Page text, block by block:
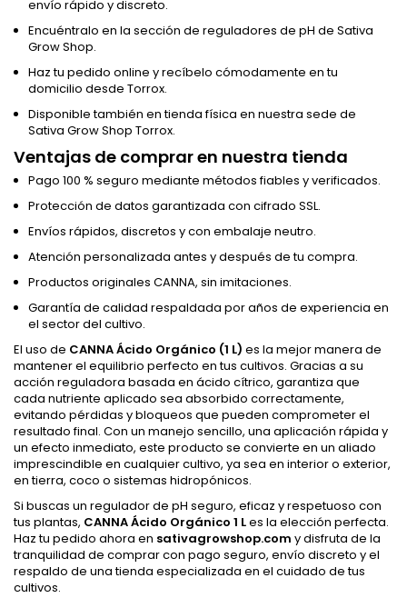
envío rápido y discreto.
Encuéntralo en la sección de reguladores de pH de Sativa
Grow Shop.
Haz tu pedido online y recíbelo cómodamente en tu
domicilio desde Torrox.
Disponible también en tienda física en nuestra sede de
Sativa Grow Shop Torrox.
Ventajas de comprar en nuestra tienda
Pago 100 % seguro mediante métodos fiables y verificados.
Protección de datos garantizada con cifrado SSL.
Envíos rápidos, discretos y con embalaje neutro.
Atención personalizada antes y después de tu compra.
Productos originales CANNA, sin imitaciones.
Garantía de calidad respaldada por años de experiencia en
el sector del cultivo.
El uso de CANNA Ácido Orgánico (1 L) es la mejor manera de
mantener el equilibrio perfecto en tus cultivos. Gracias a su
acción reguladora basada en ácido cítrico, garantiza que
cada nutriente aplicado sea absorbido correctamente,
evitando pérdidas y bloqueos que pueden comprometer el
resultado final. Con un manejo sencillo, una aplicación rápida y
un efecto inmediato, este producto se convierte en un aliado
imprescindible en cualquier cultivo, ya sea en interior o exterior,
en tierra, coco o sistemas hidropónicos.
Si buscas un regulador de pH seguro, eficaz y respetuoso con
tus plantas, CANNA Ácido Orgánico 1 Les la elección perfecta.
Haz tu pedido ahora en sativagrowshop.com y disfruta de la
tranquilidad de comprar con pago seguro, envío discreto y el
respaldo de una tienda especializada en el cuidado de tus
cultivos.